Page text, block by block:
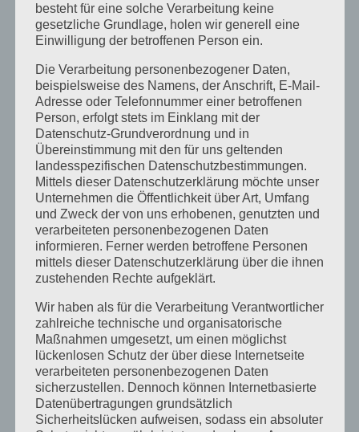
Juli 2015
Mai 2015
April 2015
August 2014
Juli 2014
Juni 2014
Januar 2014
August 2013
Juli 2013
Juni 2013
Mai 2013
April 2013
März 2013
August 2012
Juli 2012
Juni 2012
besteht für eine solche Verarbeitung keine
gesetzliche Grundlage, holen wir generell eine
Einwilligung der betroffenen Person ein.
Die Verarbeitung personenbezogener Daten,
beispielsweise des Namens, der Anschrift, E-Mail-
Adresse oder Telefonnummer einer betroffenen
Person, erfolgt stets im Einklang mit der
Datenschutz-Grundverordnung und in
Übereinstimmung mit den für uns geltenden
landesspezifischen Datenschutzbestimmungen.
Mittels dieser Datenschutzerklärung möchte unser
Unternehmen die Öffentlichkeit über Art, Umfang
und Zweck der von uns erhobenen, genutzten und
verarbeiteten personenbezogenen Daten
informieren. Ferner werden betroffene Personen
mittels dieser Datenschutzerklärung über die ihnen
zustehenden Rechte aufgeklärt.
Wir haben als für die Verarbeitung Verantwortlicher
zahlreiche technische und organisatorische
Maßnahmen umgesetzt, um einen möglichst
lückenlosen Schutz der über diese Internetseite
verarbeiteten personenbezogenen Daten
sicherzustellen. Dennoch können Internetbasierte
Datenübertragungen grundsätzlich
Sicherheitslücken aufweisen, sodass ein absoluter